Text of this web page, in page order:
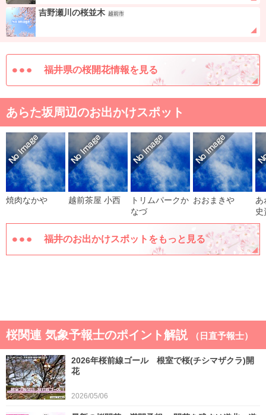
吉野瀬川の桜並木 越前市
福井県の桜開花情報を見る
あらた坂周辺のお出かけスポット
焼肉なかや 越前茶屋 小西
トリムパークか
なづ
おおまきや
あ
福井のお出かけスポットをもっと見る
桜関連 気象予報士のポイント解説 （日直予報士）
2026年桜前線ゴール 根室で桜(チシマザクラ)開
花
2026/05/06